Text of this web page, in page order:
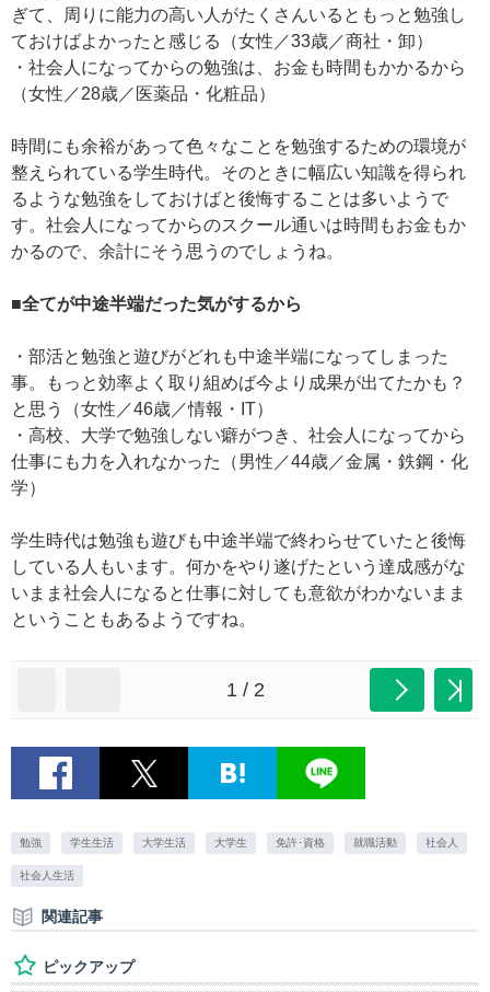
ぎて、周りに能力の高い人がたくさんいるともっと勉強し
ておけばよかったと感じる（女性／33歳／商社・卸）
・社会人になってからの勉強は、お金も時間もかかるから
（女性／28歳／医薬品・化粧品）
時間にも余裕があって色々なことを勉強するための環境が
整えられている学生時代。そのときに幅広い知識を得られ
るような勉強をしておけばと後悔することは多いようで
す。社会人になってからのスクール通いは時間もお金もか
かるので、余計にそう思うのでしょうね。
■全てが中途半端だった気がするから
・部活と勉強と遊びがどれも中途半端になってしまった
事。もっと効率よく取り組めば今より成果が出てたかも？
と思う（女性／46歳／情報・IT）
・高校、大学で勉強しない癖がつき、社会人になってから
仕事にも力を入れなかった（男性／44歳／金属・鉄鋼・化
学）
学生時代は勉強も遊びも中途半端で終わらせていたと後悔
している人もいます。何かをやり遂げたという達成感がな
いまま社会人になると仕事に対しても意欲がわかないまま
ということもあるようですね。
1 / 2
勉強 学生生活 大学生活 大学生 免許･資格 就職活動 社会人
社会人生活
関連記事
ピックアップ